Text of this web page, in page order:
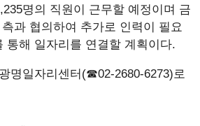
명의 직원이 근무할 예정이며 금
과 협의하여 추가로 인력이 필요
통해 일자리를 연결할 계획이다.
명일자리센터(☎02-2680-6273)로